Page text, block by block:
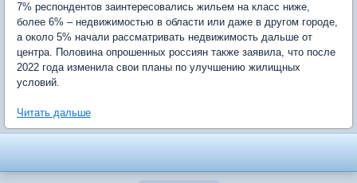
7% респондентов заинтересовались жильем на класс ниже,
более 6% – недвижимостью в области или даже в другом городе,
а около 5% начали рассматривать недвижимость дальше от
центра. Половина опрошенных россиян также заявила, что после
2022 года изменила свои планы по улучшению жилищных
условий.
Читать дальше